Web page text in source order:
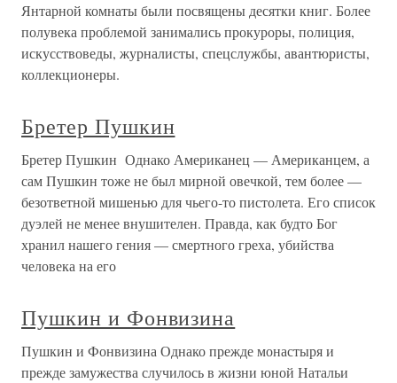
Янтарной комнаты были посвящены десятки книг. Более
полувека проблемой занимались прокуроры, поли­ция,
искусствоведы, журналисты, спецслужбы, авантюристы,
коллекционеры.
Бретер Пушкин
Бретер Пушкин Однако Американец — Американцем, а
сам Пушкин тоже не был мирной овечкой, тем более —
безответной мишенью для чьего-то пистолета. Его список
дуэлей не менее внушителен. Правда, как будто Бог
хранил нашего гения — смертного греха, убийства
человека на его
Пушкин и Фонвизина
Пушкин и Фонвизина Однако прежде монастыря и
прежде замужества случилось в жизни юной Натальи